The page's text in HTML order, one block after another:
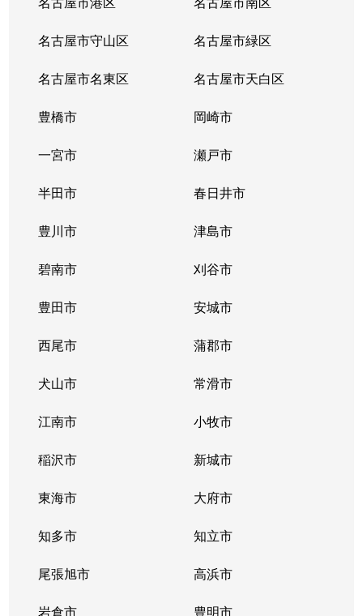
名古屋市守山区 名古屋市緑区
名古屋市名東区 名古屋市天白区
豊橋市 岡崎市
一宮市 瀬戸市
半田市 春日井市
豊川市 津島市
碧南市 刈谷市
豊田市 安城市
西尾市 蒲郡市
犬山市 常滑市
江南市 小牧市
稲沢市 新城市
東海市 大府市
知多市 知立市
尾張旭市 高浜市
岩倉市 豊明市